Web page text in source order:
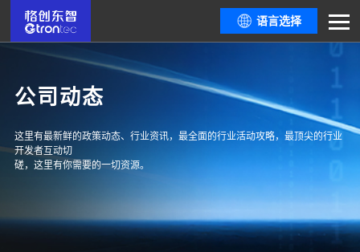
语言选择
公司动态
这里有最新鲜的政策动态、行业资讯，最全面的行业活动攻略，最顶尖的行业
开发者互动切
磋，这里有你需要的一切资源。